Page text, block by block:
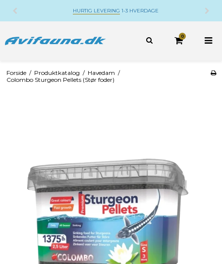
HURTIG LEVERING 1-3 HVERDAGE
0
Forside / Produktkatalog / Havedam /
Colombo Sturgeon Pellets (Stør foder)